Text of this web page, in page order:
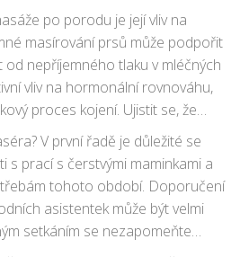
techniky zaměřené na podporu
břišních svalů.
po porodu je její vliv na
masírování prsů může podpořit
od nepříjemného tlaku v mléčných
vliv na hormonální rovnováhu,
proces kojení. Ujistit se, že
péči, je klíčové pro
V první řadě je důležité se
s prací s čerstvými maminkami a
tohoto období. Doporučení
asistentek může být velmi
setkáním se nezapomeňte